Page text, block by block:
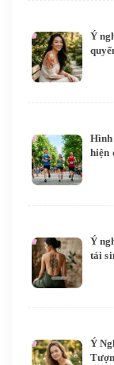
Ý
Hình
hiện
Ý
tái
Ý